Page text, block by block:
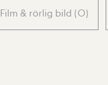
Film & rörlig bild (0)